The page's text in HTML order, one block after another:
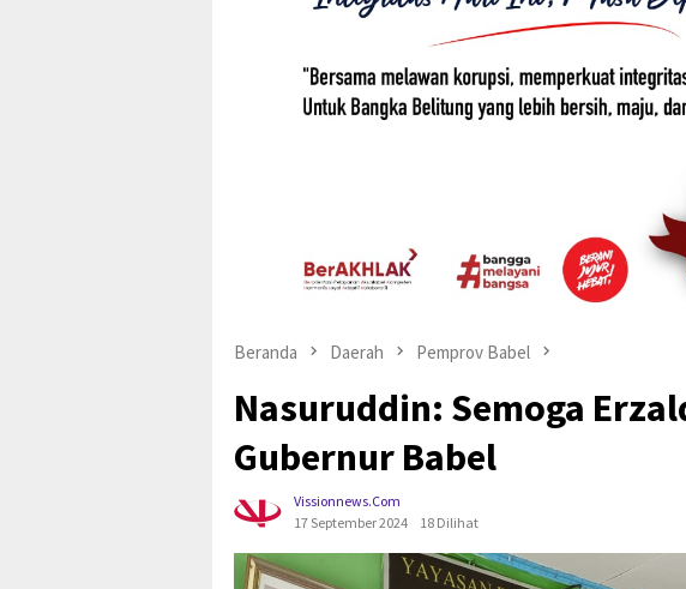
Beranda Daerah Pemprov Babel
Nasuruddin: Semoga
Gubernur Babel
Vissionnews.com
17 September 2024
18 Dilihat